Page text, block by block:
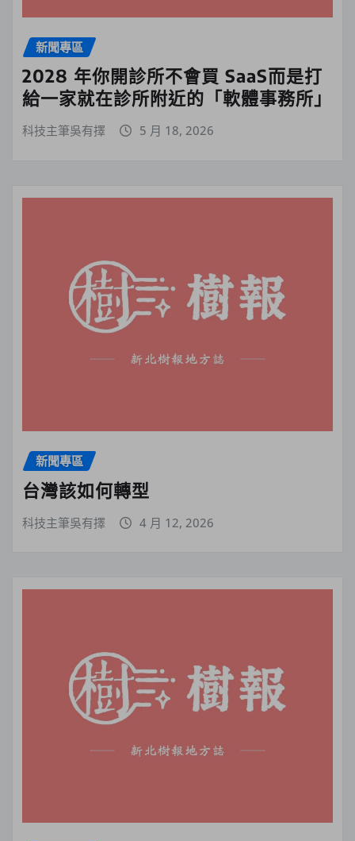
新聞專區
2028 年你開診所不會買 SaaS而是打
給一家就在診所附近的「軟體事務所」
科技主筆吳有擇 5 月 18, 2026
新聞專區
台灣該如何轉型
科技主筆吳有擇 4 月 12, 2026